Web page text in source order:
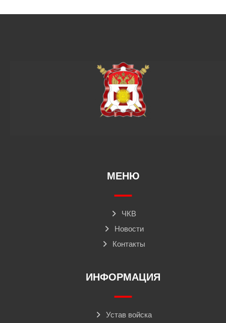
МЕНЮ
ЧКВ
Новости
Контакты
ИНФОРМАЦИЯ
Устав войска